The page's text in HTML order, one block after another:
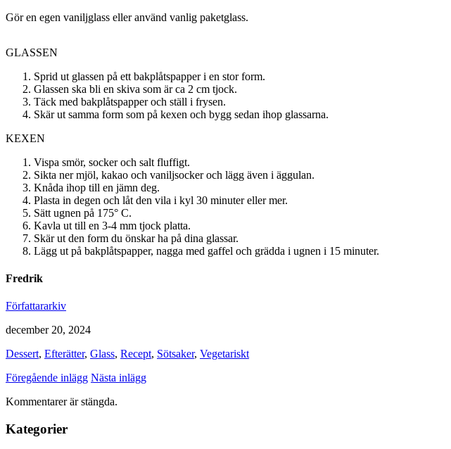
Gör en egen vaniljglass eller använd vanlig paketglass.
GLASSEN
Sprid ut glassen på ett bakplåtspapper i en stor form.
Glassen ska bli en skiva som är ca 2 cm tjock.
Täck med bakplåtspapper och ställ i frysen.
Skär ut samma form som på kexen och bygg sedan ihop glassarna.
KEXEN
Vispa smör, socker och salt fluffigt.
Sikta ner mjöl, kakao och vaniljsocker och lägg även i äggulan.
Knåda ihop till en jämn deg.
Plasta in degen och låt den vila i kyl 30 minuter eller mer.
Sätt ugnen på 175° C.
Kavla ut till en 3-4 mm tjock platta.
Skär ut den form du önskar ha på dina glassar.
Lägg ut på bakplåtspapper, nagga med gaffel och grädda i ugnen i 15 minuter.
Fredrik
Författararkiv
december 20, 2024
Dessert, Efterätter, Glass, Recept, Sötsaker, Vegetariskt
Föregående inlägg Nästa inlägg
Kommentarer är stängda.
Kategorier